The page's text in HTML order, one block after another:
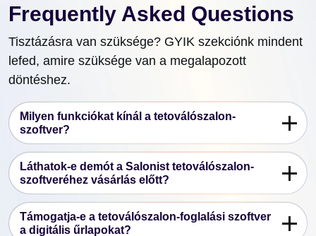
Frequently Asked Questions
Tisztázásra van szüksége? GYIK szekciónk mindent
lefed, amire szüksége van a megalapozott
döntéshez.
Milyen funkciókat kínál a tetoválószalon-
szoftver?
Láthatok-e demót a Salonist tetoválószalon-
szoftveréhez vásárlás előtt?
Támogatja-e a tetoválószalon-foglalási szoftver
a digitális űrlapokat?